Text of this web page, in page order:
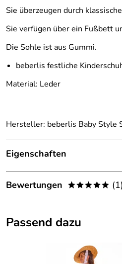
Sie überzeugen durch
Sie verfügen über ein Fußbett
Die Sohle ist aus Gummi.
beberlis festliche
Material: Leder
Hersteller: beberlis Baby Style
Eigenschaften
Details
Farbe:
Ecru
Bewertungen ***** (1)
5
Passend dazu